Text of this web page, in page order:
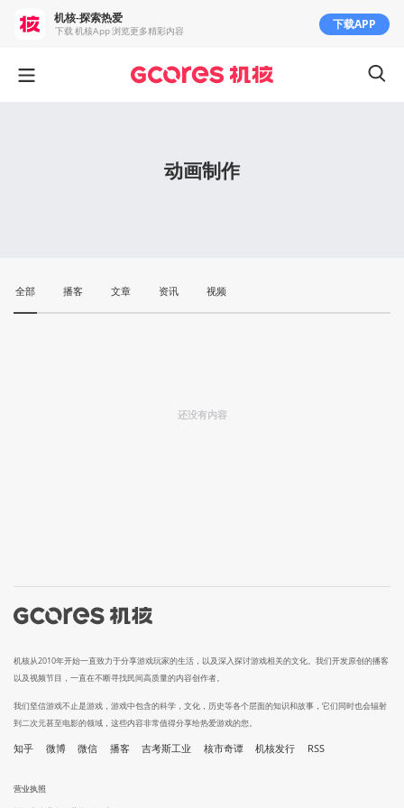
动画制作
全部 播客 文章 资讯 视频
还没有内容
机核从2010年开始一直致力于分享游戏玩家的生活，以及深入探讨游戏相关的文化。我们开发原创的播客
以及视频节目，一直在不断寻找民间高质量的内容创作者。
我们坚信游戏不止是游戏，游戏中包含的科学，文化，历史等各个层面的知识和故事，它们同时也会辐射
到二次元甚至电影的领域，这些内容非常值得分享给热爱游戏的您。
知乎 微博 微信 播客 吉考斯工业 核市奇谭 机核发行 RSS
营业执照
机核-探索热爱
下载 机核App 浏览更多精彩内容 下载APP